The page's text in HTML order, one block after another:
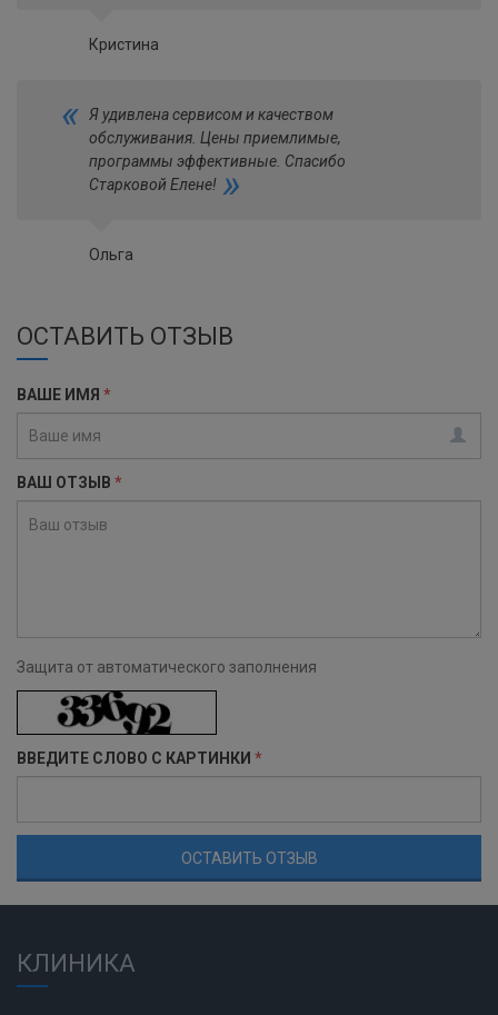
Кристина
«
Я удивлена сервисом и качеством
обслуживания. Цены приемлимые,
программы эффективные. Спасибо
Старковой Елене! »
Ольга
ОСТАВИТЬ ОТЗЫВ
ВАШЕ ИМЯ *
ВАШ ОТЗЫВ *
Защита от автоматического заполнения
ВВЕДИТЕ СЛОВО С КАРТИНКИ *
КЛИНИКА